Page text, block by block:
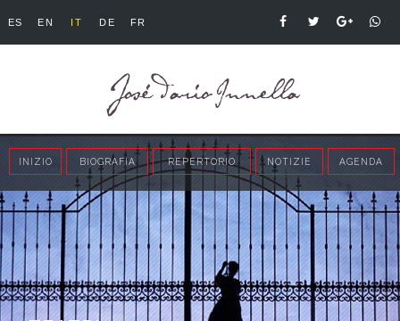
ES EN IT DE FR
INIZIO BIOGRAFIA REPERTORIO NOTIZIE AGENDA